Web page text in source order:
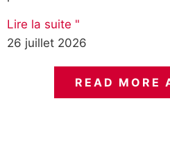
Lire la suite "
26 juillet 2026
READ MORE